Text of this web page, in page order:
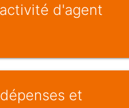
d'agent
et